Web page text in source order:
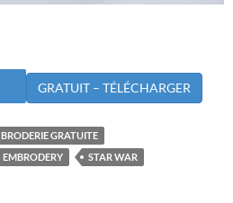
BRODERIE GRATUITE
EMBRODERY STAR WAR